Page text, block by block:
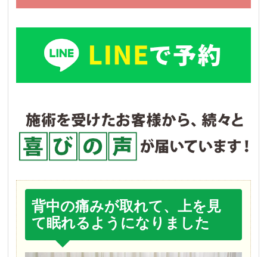
背中の痛みが取れて、上を見
て眠れるようになりました